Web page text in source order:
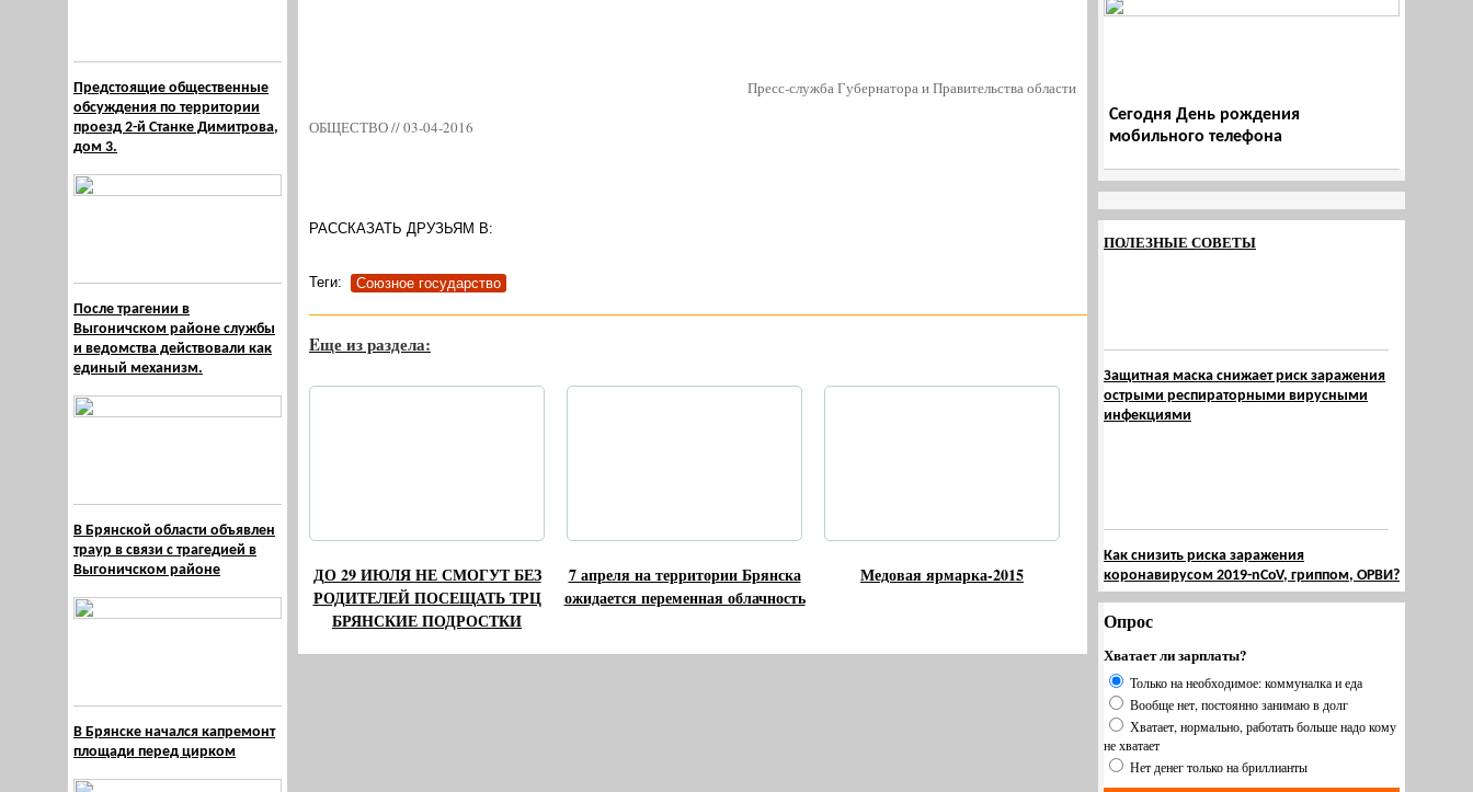
Предстоящие общественные
обсуждения по территории
проезд 2-й Станке Димитрова,
дом 3.
После трагении в
Выгоничском районе службы
и ведомства действовали как
единый механизм.
В Брянской области объявлен
траур в связи с трагедией в
Выгоничском районе
В Брянске начался капремонт
площади перед цирком
Пресс-служба Губернатора и Правительства области
ОБЩЕСТВО // 03-04-2016
РАССКАЗАТЬ ДРУЗЬЯМ В:
Теги: Союзное государство
Eще из раздела:
ДО 29 ИЮЛЯ НЕ СМОГУТ БЕЗ
РОДИТЕЛЕЙ ПОСЕЩАТЬ ТРЦ
БРЯНСКИЕ ПОДРОСТКИ
7 апреля на территории Брянска
ожидается переменная облачность
Медовая ярмарка-2015
Сегодня День рождения
мобильного телефона
ПОЛЕЗНЫЕ СОВЕТЫ
Защитная маска снижает риск заражения
острыми респираторными вирусными
инфекциями
Как снизить риска заражения
коронавирусом 2019-nCoV, гриппом, ОРВИ?
Опрос
Хватает ли зарплаты?
Только на необходимое: коммуналка и еда
Вообще нет, постоянно занимаю в долг
Хватает, нормально, работать больше надо кому
не хватает
Нет денег только на бриллианты